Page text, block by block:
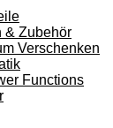
& Zubehör
Verschenken
Functions